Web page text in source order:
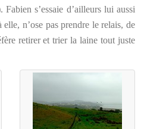
s’essaie d’ailleurs lui aussi
n’ose pas prendre le relais, de
retirer et trier la laine tout juste